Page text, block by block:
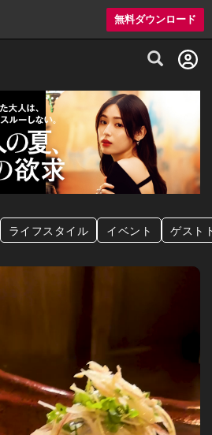
無料ダウンロード
グルメ情報・プレミアムレストラン予約
ライフスタイル イベント ゲスト